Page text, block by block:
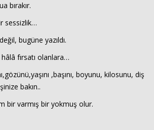
bırakır.
sessizlik…
bugüne yazıldı.
fırsatı olanlara…
,başını, boyunu, kilosunu, diş
bakın..
bir varmış bir yokmuş olur.